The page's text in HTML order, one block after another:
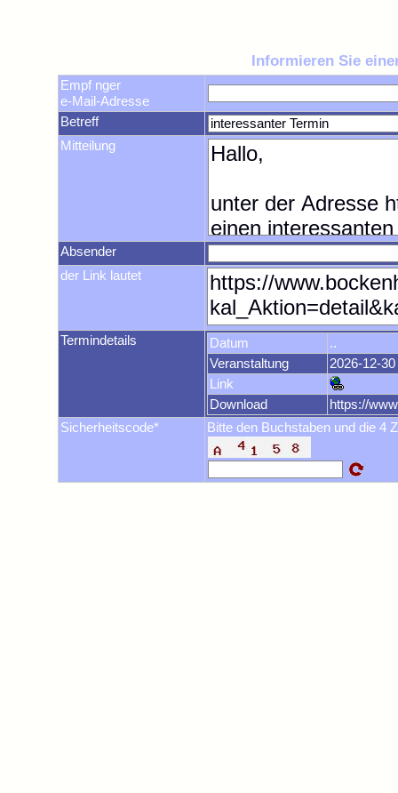
Informieren Sie
Empf nger
e-Mail-Adresse
Betreff
Mitteilung
Absender
der Link lautet
Termindetails Datum
..
Veranstaltung
2026-12-30
Link
Download
https://
Sicherheitscode*
Bitte den Buchstaben und die 4